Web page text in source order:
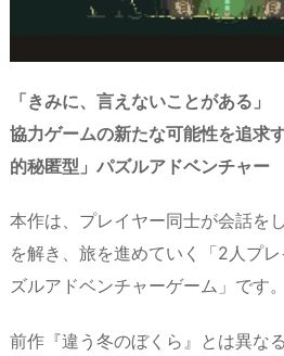
「きみに、言えないことがある」
協力ゲームの新たな可能性を追求
的秘匿型」パズルアドベンチャー
本作は、プレイヤー同士が会話を
を解き、旅を進めていく「2人プ
ズルアドベンチャーゲーム」です。
前作『違う冬のぼくら』とは異な